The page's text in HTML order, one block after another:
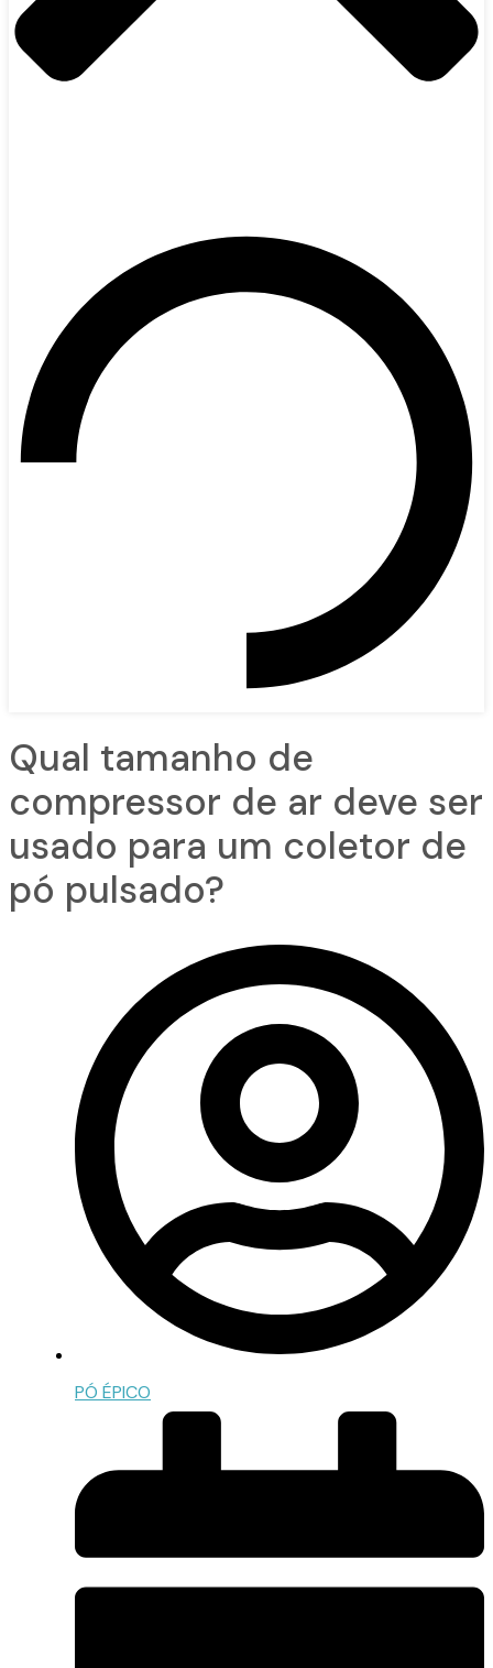
Qual tamanho de
compressor de ar deve ser
usado para um coletor de
pó pulsado?
PÓ ÉPICO